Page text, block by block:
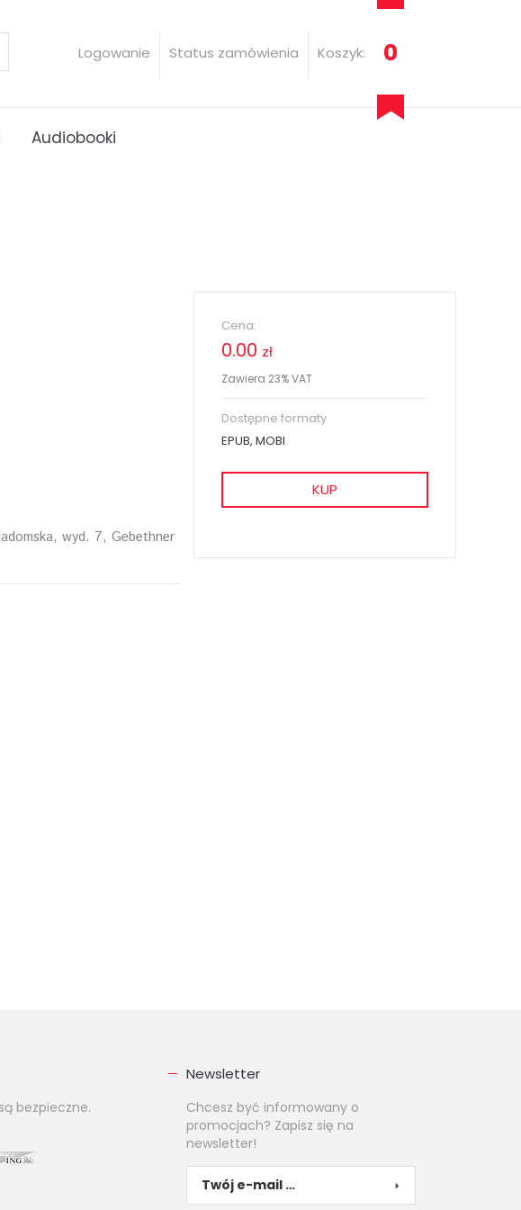
Logowanie Status zamówienia Koszyk: 0
Audiobooki
wyd. 7, Gebethner
Cena:
0.00 zł
Zawiera 23% VAT
Dostępne formaty
EPUB, MOBI
KUP
bezpieczne.
Newsletter
Chcesz być informowany o
promocjach? Zapisz się na
newsletter!